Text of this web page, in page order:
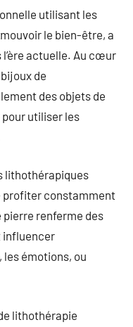
utilisant les
le bien-être, a
actuelle. Au cœur
de
des objets de
utiliser les
lithothérapiques
profiter constamment
pierre renferme des
influencer
émotions, ou
lithothérapie